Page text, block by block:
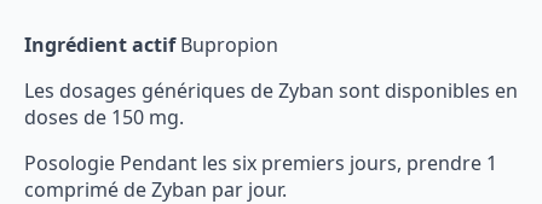
Ingrédient actifBupropion
Les dosages génériques de Zyban sont disponibles en
doses de 150 mg.
Posologie Pendant les six premiers jours, prendre 1
comprimé de Zyban par jour.